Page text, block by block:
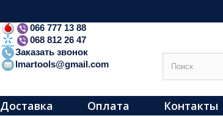
066 777 13 88
068 812 26 47
Заказать звонок
lmartools@gmail.com
Доставка Оплата Контакты